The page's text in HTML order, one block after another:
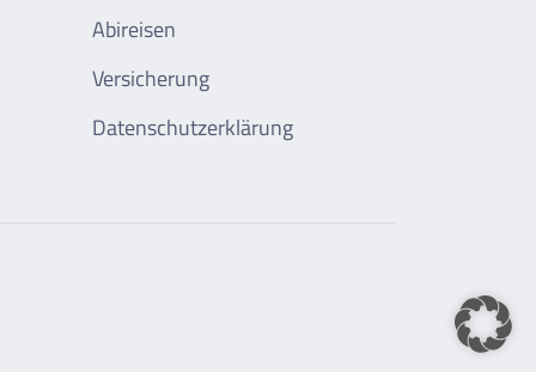
Abireisen
Versicherung
Datenschutzerklärung